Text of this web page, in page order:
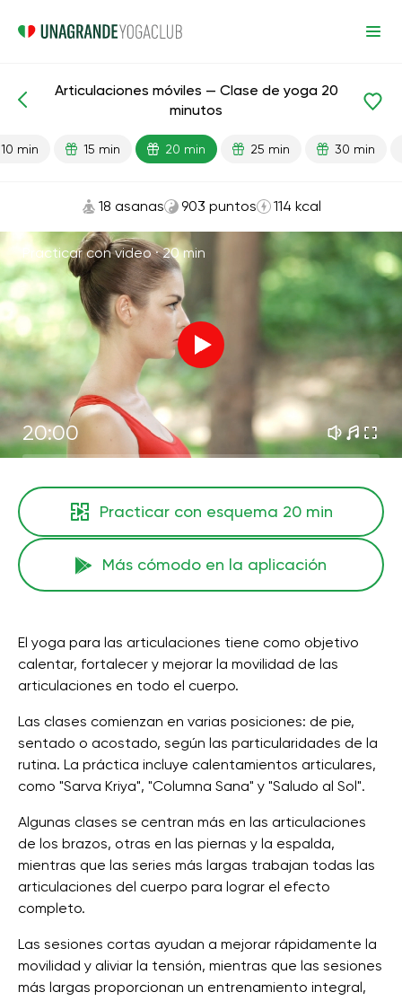
Lecciones preparadas Articulaciones
Articulaciones móviles — Clase de yoga 20
minutos
10 min 15 min 20 min 25 min 30 min
18 asanas 903 puntos 114 kcal
Practicar con video ·20 min
20:00
Practicar con esquema 20 min
Más cómodo en la aplicación
El yoga para las articulaciones tiene como objetivo
calentar, fortalecer y mejorar la movilidad de las
articulaciones en todo el cuerpo.
Las clases comienzan en varias posiciones: de pie,
sentado o acostado, según las particularidades de la
rutina. La práctica incluye calentamientos articulares,
como "Sarva Kriya", "Columna Sana" y "Saludo al Sol".
Algunas clases se centran más en las articulaciones
de los brazos, otras en las piernas y la espalda,
mientras que las series más largas trabajan todas las
articulaciones del cuerpo para lograr el efecto
completo.
Las sesiones cortas ayudan a mejorar rápidamente la
movilidad y aliviar la tensión, mientras que las sesiones
más largas proporcionan un entrenamiento integral,